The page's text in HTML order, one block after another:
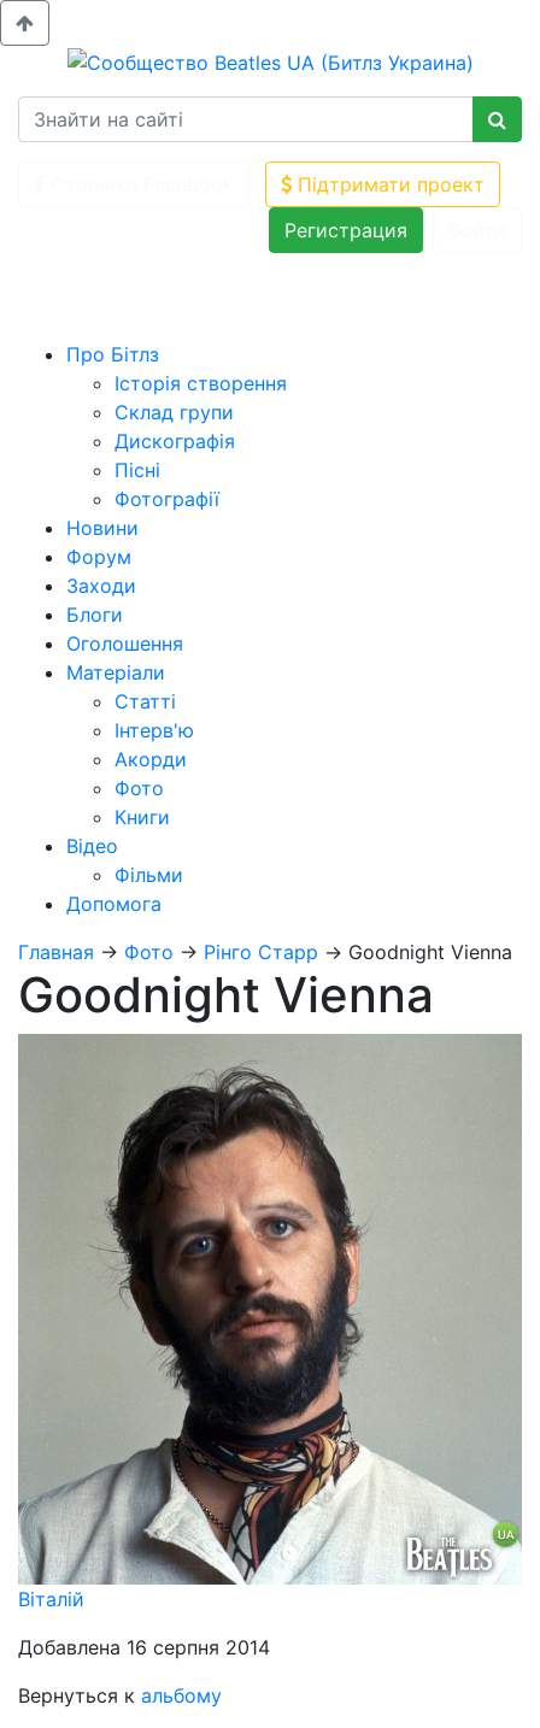
Підтримати проект
Регистрация
Про Бітлз
Історія створення
Склад групи
Дискографія
Пісні
Фотографії
Новини
Форум
Заходи
Блоги
Оголошення
Матеріали
Статті
Інтерв'ю
Акорди
Фото
Книги
Відео
Фільми
Допомога
Главная → Фото → Рінго Старр → Goodnight Vienna
Goodnight Vienna
Віталій
Добавлена 16 серпня 2014
Вернуться к альбому